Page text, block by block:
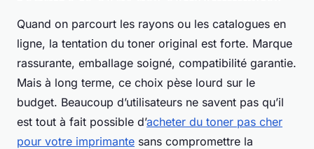
Quand on parcourt les rayons ou les catalogues en
ligne, la tentation du toner original est forte. Marque
rassurante, emballage soigné, compatibilité garantie.
Mais à long terme, ce choix pèse lourd sur le
budget. Beaucoup d’utilisateurs ne savent pas qu’il
est tout à fait possible d’acheter du toner pas cher
pour votre imprimante sans compromettre la